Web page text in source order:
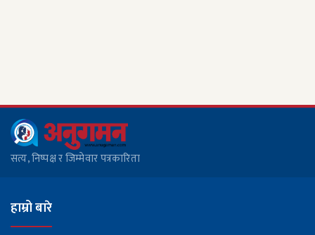
ग्यासभित्र लेदो कसरी पस्यो ?
रोमनियामा रेल दुर्घटना: दुई जना नेपाली नागरिकको मृत्यु
स्कुल बस दुर्घटना: पाँच बालबालिकासहित ६ जना घाइते
सत्य, निष्पक्ष र जिम्मेवार पत्रकारिता
हाम्रो बारे